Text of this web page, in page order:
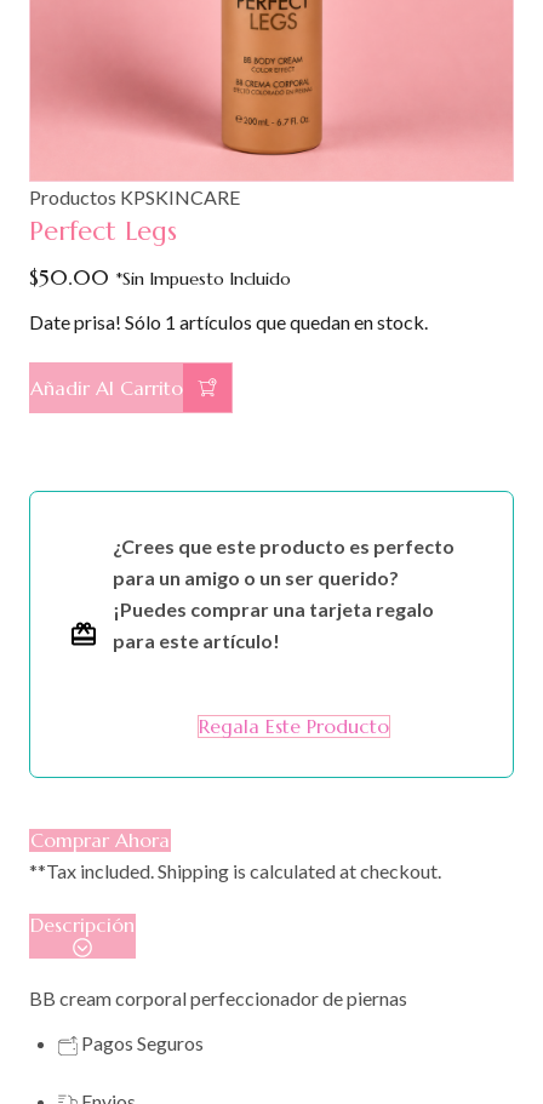
Productos KPSKINCARE
Perfect Legs
$50.00 *Sin Impuesto Incluido
Date prisa! Sólo 1 artículos que quedan en stock.
Añadir Al Carrito
¿Crees que este producto es perfecto
para un amigo o un ser querido?
¡Puedes comprar una tarjeta regalo
para este artículo!
Regala Este Producto
Comprar Ahora
**Tax included. Shipping is calculated at checkout.
Descripción
BB cream corporal perfeccionador de piernas
Pagos Seguros